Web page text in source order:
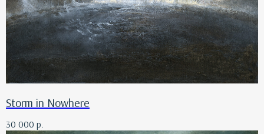
Storm in Nowhere
30 000 р.